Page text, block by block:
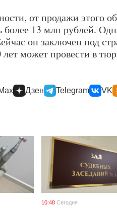
от продажи этого
более 13 млн рублей.
он заключен под
может провести в
Дзен Telegram VK
10:48 Сегодня